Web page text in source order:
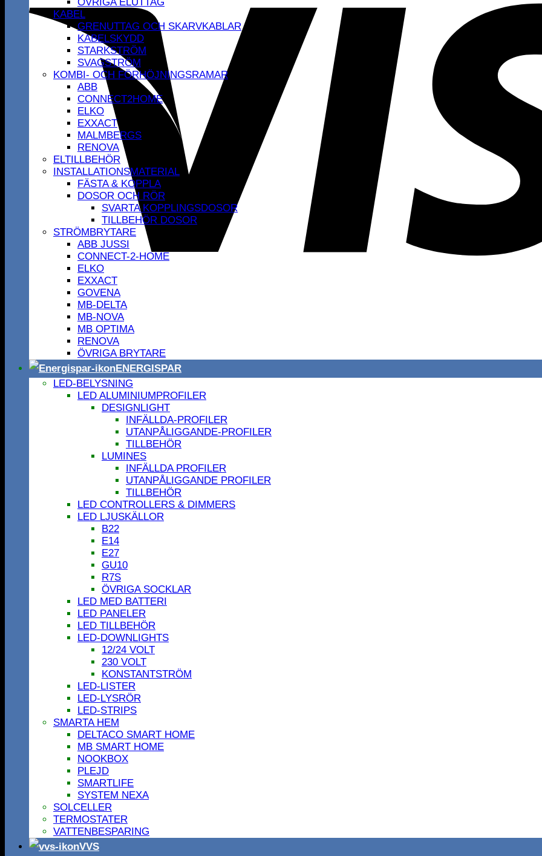
KABEL
GRENUTTAG OCH SKARVKABLAR
KABELSKYDD
STARKSTRÖM
SVAGSTRÖM
KOMBI- OCH FÖRHÖJNINGSRAMAR
ABB
CONNECT2HOME
ELKO
EXXACT
MALMBERGS
RENOVA
ELTILLBEHÖR
INSTALLATIONSMATERIAL
FÄSTA & KOPPLA
DOSOR OCH RÖR
SVARTA KOPPLINGSDOSOR
TILLBEHÖR DOSOR
STRÖMBRYTARE
ABB JUSSI
CONNECT-2-HOME
ELKO
EXXACT
GOVENA
MB-DELTA
MB-NOVA
MB OPTIMA
RENOVA
ÖVRIGA BRYTARE
ENERGISPAR
LED-BELYSNING
LED ALUMINIUMPROFILER
DESIGNLIGHT
INFÄLLDA-PROFILER
UTANPÅLIGGANDE-PROFILER
TILLBEHÖR
LUMINES
INFÄLLDA PROFILER
UTANPÅLIGGANDE PROFILER
TILLBEHÖR
LED CONTROLLERS & DIMMERS
LED LJUSKÄLLOR
B22
E14
E27
GU10
R7S
ÖVRIGA SOCKLAR
LED MED BATTERI
LED PANELER
LED TILLBEHÖR
LED-DOWNLIGHTS
12/24 VOLT
230 VOLT
KONSTANTSTRÖM
LED-LISTER
LED-LYSRÖR
LED-STRIPS
SMARTA HEM
DELTACO SMART HOME
MB SMART HOME
NOOKBOX
PLEJD
SMARTLIFE
SYSTEM NEXA
SOLCELLER
TERMOSTATER
VATTENBESPARING
VVS